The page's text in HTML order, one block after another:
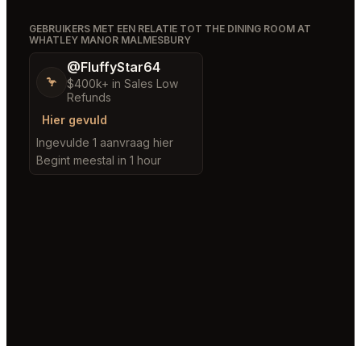
GEBRUIKERS MET EEN RELATIE TOT THE DINING ROOM AT
WHATLEY MANOR MALMESBURY
🦩
@FluffyStar64
$400k+ in Sales Low
Refunds
Hier gevuld
Ingevulde 1 aanvraag hier
Begint meestal in 1 hour